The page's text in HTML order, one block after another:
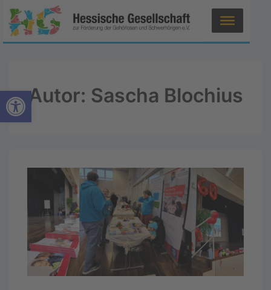
Werkzeugleiste öffnen
Autor: Sascha Blochius